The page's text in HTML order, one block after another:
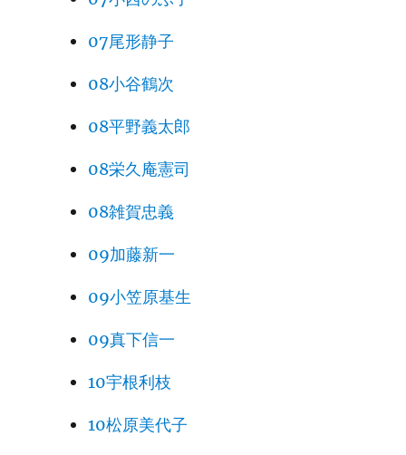
07尾形静子
08小谷鶴次
08平野義太郎
08栄久庵憲司
08雑賀忠義
09加藤新一
09小笠原基生
09真下信一
10宇根利枝
10松原美代子